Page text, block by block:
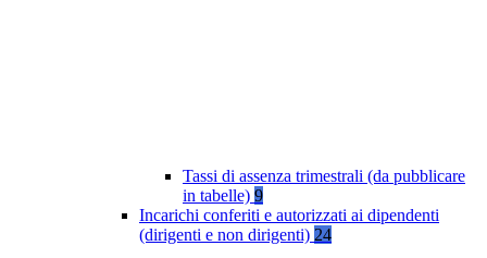
Tassi di assenza trimestrali (da pubblicare
in tabelle) 9
Incarichi conferiti e autorizzati ai dipendenti
(dirigenti e non dirigenti) 24